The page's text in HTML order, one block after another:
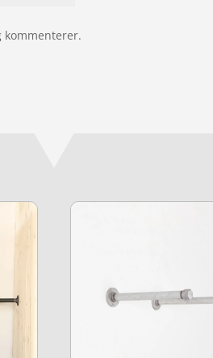
kommenterer.